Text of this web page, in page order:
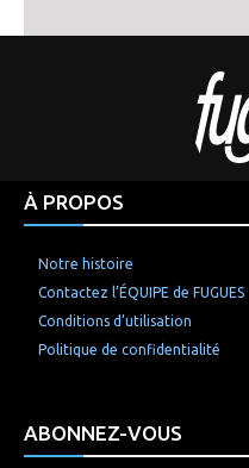
À PROPOS
Notre histoire
Contactez l’ÉQUIPE de FUGUES
Conditions d’utilisation
Politique de confidentialité
ABONNEZ-VOUS